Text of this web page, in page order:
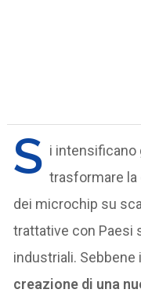
S i intensificano
trasformare la
dei microchip su
trattative con Paesi
industriali.
creazione di una